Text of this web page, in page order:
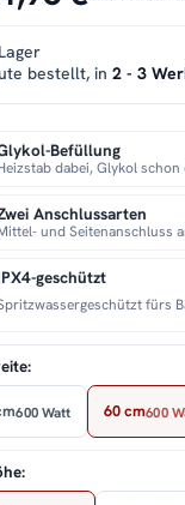
bestellt, in2 - 3
Befüllung
dabei, Glykol schon
Anschlussarten
und Seitenanschluss
geschützt
fürs
600 Watt 60 cm600